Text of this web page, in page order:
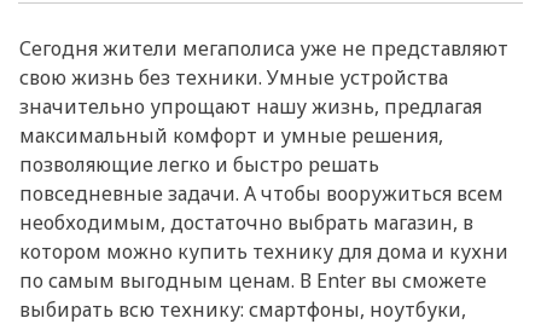
Сегодня жители мегаполиса уже не представляют
свою жизнь без техники. Умные устройства
значительно упрощают нашу жизнь, предлагая
максимальный комфорт и умные решения,
позволяющие легко и быстро решать
повседневные задачи. А чтобы вооружиться всем
необходимым, достаточно выбрать магазин, в
котором можно купить технику для дома и кухни
по самым выгодным ценам. В Enter вы сможете
выбирать всю технику: смартфоны, ноутбуки,